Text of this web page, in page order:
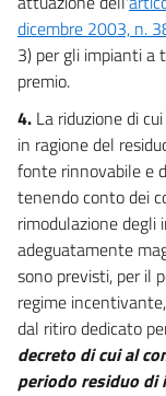
dicembre 2003, n.
3) per gli impianti a
premio.
4. La riduzione di
in ragione del
fonte rinnovabile e
tenendo conto dei
rimodulazione degli
adeguatamente
sono previsti, per il
regime
dal ritiro dedicato
decreto di cui al
periodo residuo di